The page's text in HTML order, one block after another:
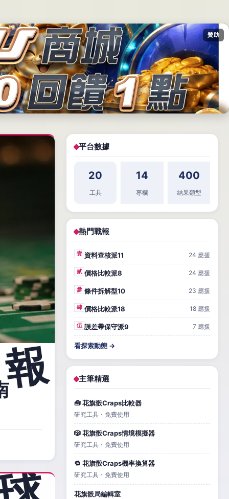
贊助
平台數據
20
工具
14
專欄
400
結果類型
熱門戰報
壹 資料查核派11 24 應援
貳 價格比較派8 24 應援
參 條件拆解型10 23 應援
肆 價格比較派18 18 應援
伍 誤差帶保守派9 7 應援
看探索動態 →
主筆精選
🧰 花旗骰Craps比較器
研究工具・免費使用
🎲 花旗骰Craps情境模擬器
研究工具・免費使用
🔁 花旗骰Craps機率換算器
研究工具・免費使用
花旗骰局編輯室